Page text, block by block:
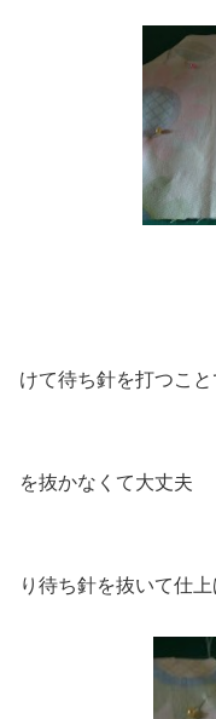
ミシンの縫
けて待ち針を打つこと
ミシンをか
を抜かなくて大丈夫
ミシンをか
り待ち針を抜いて仕上